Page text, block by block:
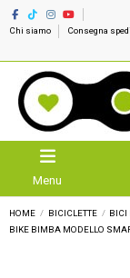
Chi siamo Consegna
Menu
HOME BICICLETTE
BICI
BIKE BIMBA MODELLO